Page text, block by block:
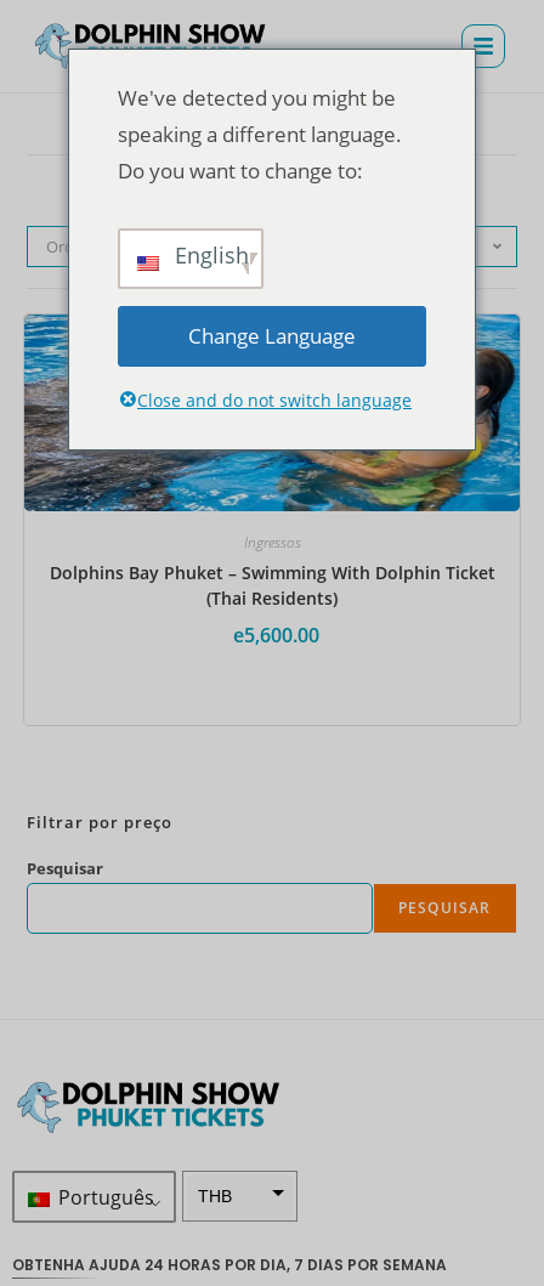
Ordenação padrão
Ingressos
Dolphins Bay Phuket – Swimming With Dolphin Ticket
(Thai Residents)
e5,600.00
Filtrar por preço
Pesquisar
PESQUISAR
Português THB
OBTENHA AJUDA 24 HORAS POR DIA, 7 DIAS POR SEMANA
We've detected you might be
speaking a different language.
Do you want to change to:
English
Change Language
Close and do not switch language